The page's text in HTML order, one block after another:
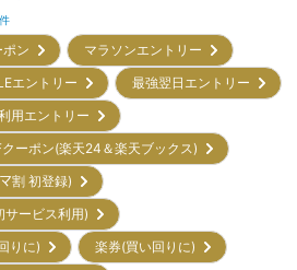
ポン
マラソンエントリー
エントリー
最強翌日エントリー
用エントリー
クーポン(楽天24＆楽天ブックス)
マ割 初登録)
サービス利用)
りに)
楽券(買い回りに)